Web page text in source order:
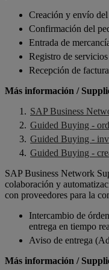
Creación y envío
Confirmación del
Entrada de
Registro de servicios
Recepción de
Más información /
SAP Business
Guided Buying -
Guided Buying -
Guided Buying -
SAP Business Network
colaboración y
con proveedores para la
Intercambio de
entrega en tiempo
Aviso de entrega
Más información /